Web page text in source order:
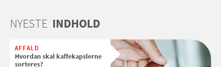
NYESTE INDHOLD
AFFALD
Hvordan skal kaffekapslerne
sorteres?